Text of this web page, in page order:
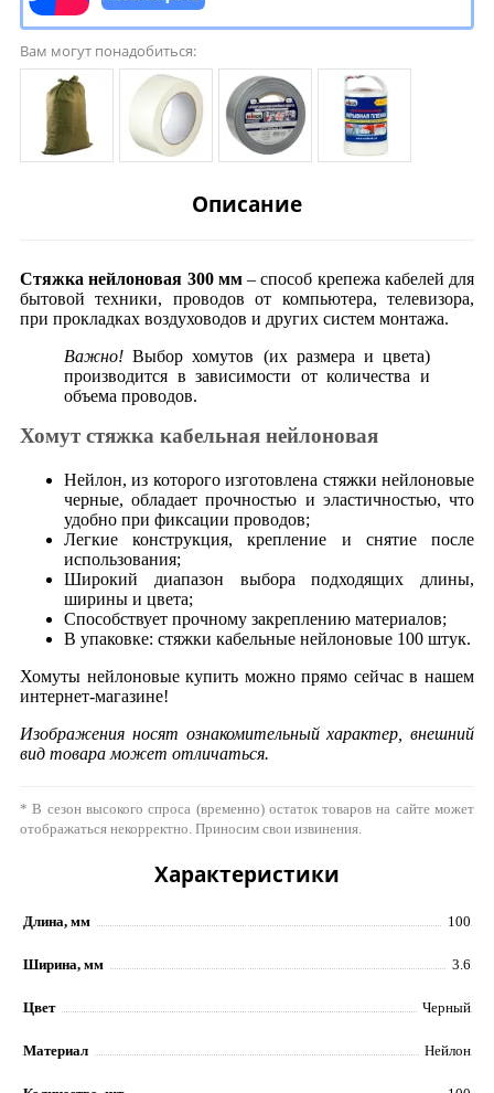
Вам могут понадобиться:
Описание
Стяжка нейлоновая 300 мм – способ крепежа кабелей для
бытовой техники, проводов от компьютера, телевизора,
при прокладках воздуховодов и других систем монтажа.
Важно!Выбор хомутов (их размера и цвета)
производится в зависимости от количества и
объема проводов.
Хомут стяжка кабельная нейлоновая
Нейлон, из которого изготовлена стяжки нейлоновые
черные, обладает прочностью и эластичностью, что
удобно при фиксации проводов;
Легкие конструкция, крепление и снятие после
использования;
Широкий диапазон выбора подходящих длины,
ширины и цвета;
Способствует прочному закреплению материалов;
В упаковке: стяжки кабельные нейлоновые 100 штук.
Хомуты нейлоновые купить можно прямо сейчас в нашем
интернет-магазине!
Изображения носят ознакомительный характер, внешний
вид товара может отличаться.
* В сезон высокого спроса (временно) остаток товаров на сайте может
отображаться некорректно. Приносим свои извинения.
Характеристики
Длина, мм 100
Ширина, мм 3.6
Цвет Черный
Материал Нейлон